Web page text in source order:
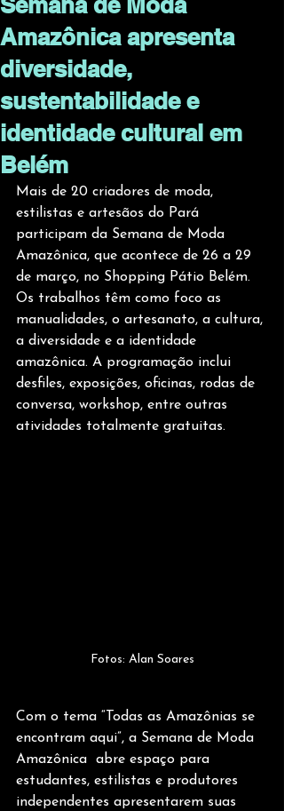
Amazônica apresenta
diversidade,
sustentabilidade e
identidade cultural em
Belém
Mais de 20 criadores de moda,
estilistas e artesãos do Pará
participam da Semana de Moda
Amazônica, que acontece de 26 a 29
de março, no Shopping Pátio Belém.
Os trabalhos têm como foco as
manualidades, o artesanato, a cultura,
a diversidade e a identidade
amazônica. A programação inclui
desfiles, exposições, oficinas, rodas de
conversa, workshop, entre outras
atividades totalmente gratuitas.
Fotos: Alan Soares
Com o tema “Todas as Amazônias se
encontram aqui”, a Semana de Moda
Amazônica  abre espaço para
estudantes, estilistas e produtores
independentes apresentarem suas